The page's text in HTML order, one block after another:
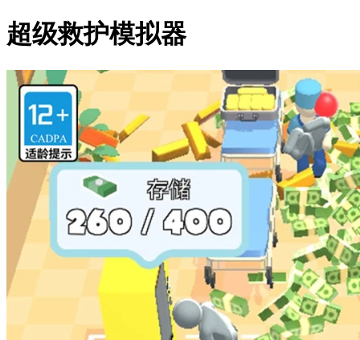
超级救护模拟器